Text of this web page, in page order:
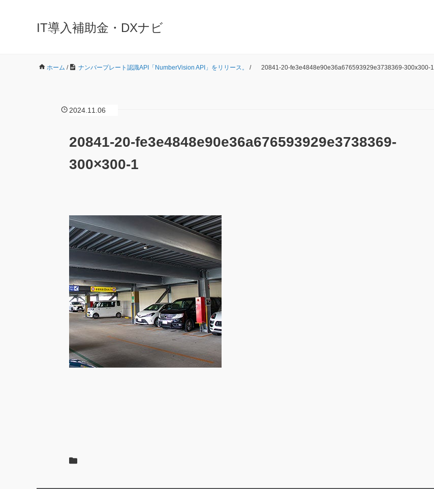
IT導入補助金・DXナビ
ホーム / ナンバープレート認識API「NumberVision API」をリリース。 / 20841-20-fe3e4848e90e36a676593929e3738369-300x300-1
2024.11.06
20841-20-fe3e4848e90e36a676593929e3738369-
300×300-1